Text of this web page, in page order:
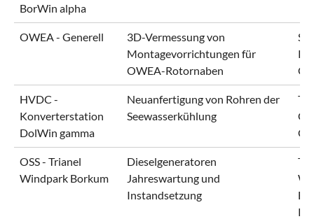
BorWin alpha
OWEA - Generell
3D-Vermessung von
Montagevorrichtungen für
OWEA-Rotornaben
HVDC -
Konverterstation
DolWin gamma
Neuanfertigung von Rohren der
Seewasserkühlung
OSS - Trianel
Windpark Borkum
Dieselgeneratoren
Jahreswartung und
Instandsetzung
KG